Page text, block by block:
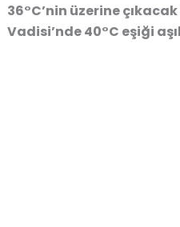
36°C’nin üzerine
Vadisi’nde 40°C eşiği